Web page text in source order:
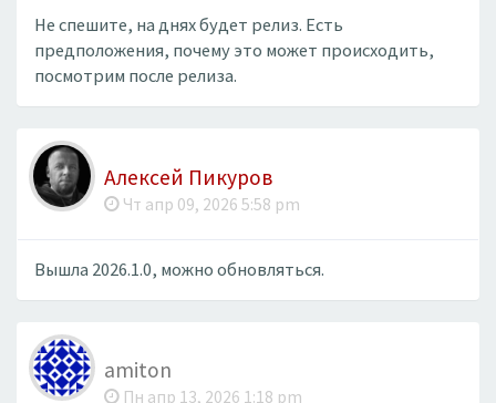
Не спешите, на днях будет релиз. Есть
предположения, почему это может происходить,
посмотрим после релиза.
Алексей Пикуров
Чт апр 09, 2026 5:58 pm
Вышла 2026.1.0, можно обновляться.
amiton
Пн апр 13, 2026 1:18 pm